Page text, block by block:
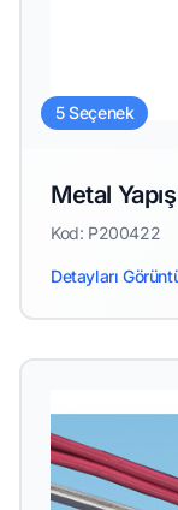
5 Seçenek
Metal
Kod: P200422
Detayları